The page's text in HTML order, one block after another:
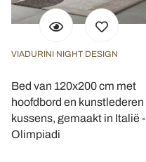
VIADURINI NIGHT DESIGN
Bed van 120x200 cm met
hoofdbord en kunstlederen
kussens, gemaakt in Italië -
Olimpiadi